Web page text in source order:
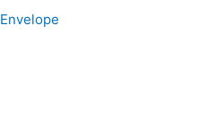
Envelope